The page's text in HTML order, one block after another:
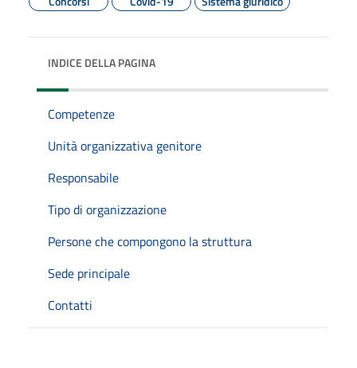
INDICE DELLA PAGINA
Competenze
Unità organizzativa genitore
Responsabile
Tipo di organizzazione
Persone che compongono la struttura
Sede principale
Contatti